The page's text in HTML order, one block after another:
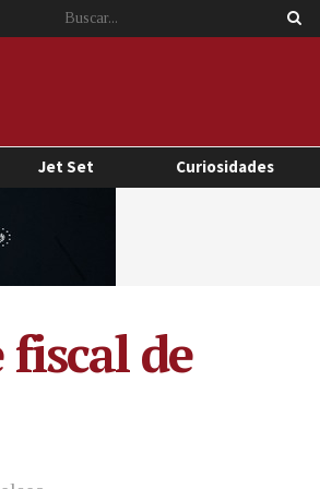
Jet Set Curiosidades
fiscal de